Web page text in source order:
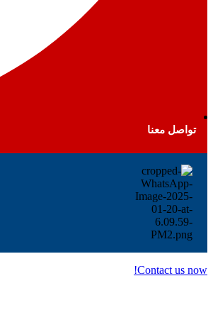
تواصل معنا
Contact us now!